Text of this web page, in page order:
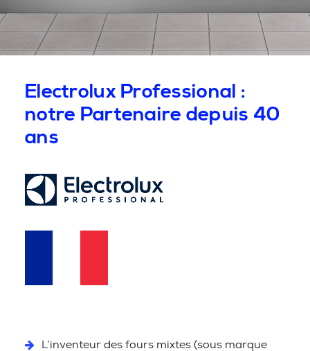
Electrolux Professional :
notre Partenaire depuis 40
ans
L’inventeur des fours mixtes (sous marque